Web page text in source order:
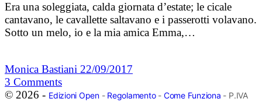
Era una soleggiata, calda giornata d’estate; le cicale
cantavano, le cavallette saltavano e i passerotti volavano.
Sotto un melo, io e la mia amica Emma,…
Monica Bastiani 22/09/2017
3 Comments
© 2026 - Edizioni Open- Regolamento- Come Funziona - P.IVA